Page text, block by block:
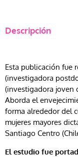
Descripción
Esta publicación fue
(investigadora
(investigadora joven
Aborda el
forma alrededor del
mujeres mayores
Santiago Centro
El estudio fue